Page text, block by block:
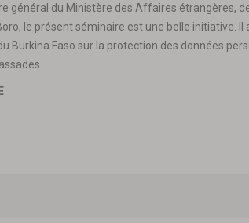
général du Ministère des Affaires étrangères,
le présent séminaire est une belle initiative.
Burkina Faso sur la protection des données